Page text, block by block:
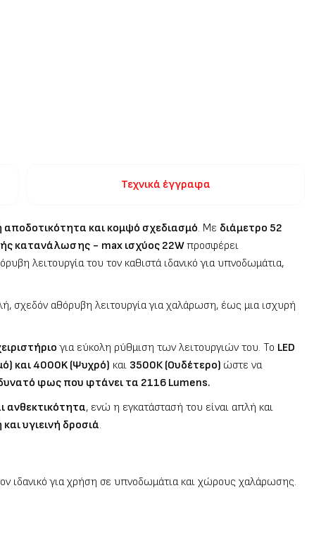
Τεχνικά έγγραφα
αποδοτικότητα και κομψό σχεδιασμό. Με διάμετρο 52
κατανάλωσης - max ισχύος 22Wπροσφέρει
λειτουργία του τον καθιστά ιδανικό για υπνοδωμάτια,
σχεδόν αθόρυβη λειτουργία για χαλάρωση, έως μια ισχυρή
για εύκολη ρύθμιση των λειτουργιών του. Το LED
και 4000K (Ψυχρό) και 3500Κ (Ουδέτερο) ώστε να
δυνατό φως που φτάνει τα 2116 Lumens.
ανθεκτικότητα, ενώ η εγκατάστασή του είναι απλή και
υγιεινή δροσιά.
ιδανικό για χρήση σε υπνοδωμάτια και χώρους χαλάρωσης.